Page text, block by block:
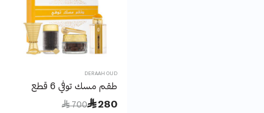
DERAAH OUD
طقم مسك توفي 6 قطع
 280
Price reduced from
 700
to